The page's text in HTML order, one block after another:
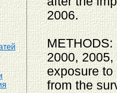
2006.
2000,
exposure
from the